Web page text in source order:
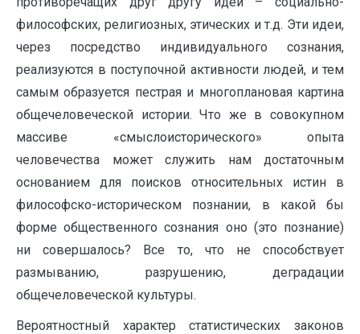
философских, религиозных, этических и т.д. Эти идеи,
через посредство индивидуального сознания,
реализуются в поступочной активности людей, и тем
самым образуется пестрая и многоплановая картина
общечеловеческой истории. Что же в совокупном
массиве «смыслоисторического» опыта
человечества может служить нам достаточным
основанием для поисков относительных истин в
философско-историческом познании, в какой бы
форме общественного сознания оно (это познание)
ни совершалось? Все то, что не способствует
размыванию, разрушению, деградации
общечеловеческой культуры.
Вероятностный характер статистических законов